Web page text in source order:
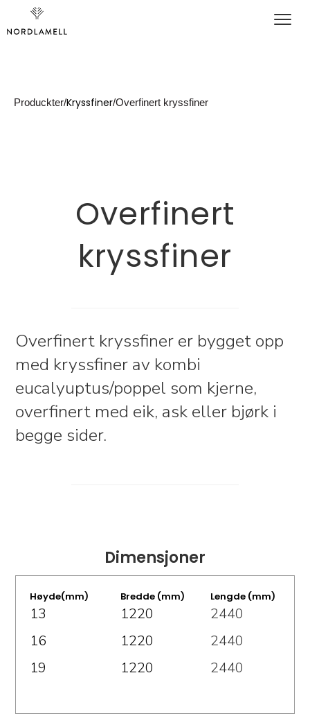
klær
Produckter/Kryssfiner/Overfinert kryssfiner
Overfinert
kryssfiner
Overfinert kryssfiner er bygget opp
med kryssfiner av kombi
eucalyuptus/poppel som kjerne,
overfinert med eik, ask eller bjørk i
begge sider.
Dimensjoner
Høyde(mm) Bredde (mm) Lengde (mm)
13
16
19
1220
1220
1220
2440
2440
2440